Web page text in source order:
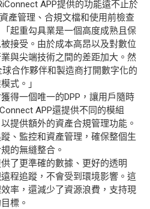
APP提供的功能遠不止於
產管理、合規文檔和使用前檢查
起重勾具業是一個高度成熟且保
接受。由於成本高昂以及對數位
與尖端技術之間的差距加大。然
球合作夥伴和製造商打開數字化的
式。」
得一個唯一的DPP，讓用戶隨時
APP還提供不同的模組
提供額外的資產合規管理功能。
、監控和資產管理，確保整個生
的無縫整合。
了更準確的數據、更好的透明
程追蹤，不會受到環境影響。這
率，還減少了資源浪費，支持現
標。